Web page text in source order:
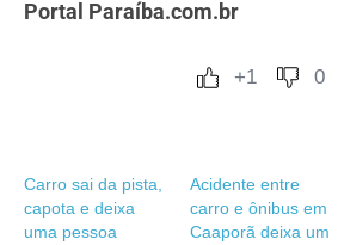
Portal Paraíba.com.br
+1 0
Carro sai da pista,
capota e deixa
uma pessoa
Acidente entre
carro e ônibus em
Caaporã deixa um